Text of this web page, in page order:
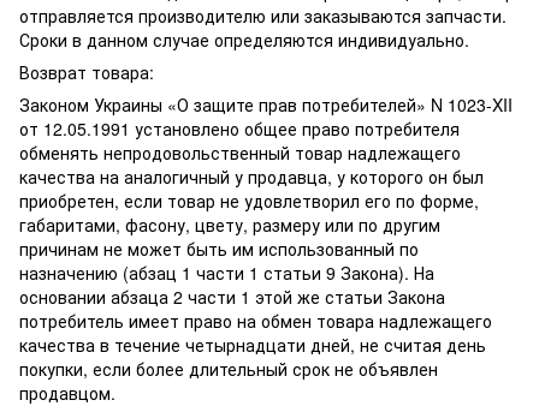
отправляется производителю или заказываются запчасти.
Сроки в данном случае определяются индивидуально.
Возврат товара:
Законом Украины «О защите прав потребителей» N 1023-XII
от 12.05.1991 установлено общее право потребителя
обменять непродовольственный товар надлежащего
качества на аналогичный у продавца, у которого он был
приобретен, если товар не удовлетворил его по форме,
габаритами, фасону, цвету, размеру или по другим
причинам не может быть им использованный по
назначению (абзац 1 части 1 статьи 9 Закона). На
основании абзаца 2 части 1 этой же статьи Закона
потребитель имеет право на обмен товара надлежащего
качества в течение четырнадцати дней, не считая день
покупки, если более длительный срок не объявлен
продавцом.